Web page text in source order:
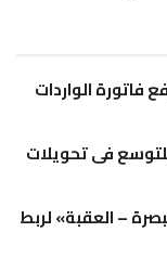
فاتورة الواردات
فى تحويلات
– العقبة» لربط